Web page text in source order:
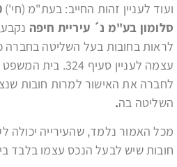
ועוד לעניין זהות החייב: בעת"מ (חי')
סלומון בע"מ נ´ עיריית חיפה
לראות בחובות בעל השליטה בחברה
עצמה לעניין סעיף
לחברה את האישור למרות חובות
השליטה בה.
מכל האמור נלמד, שהעירייה יכולה
חובות שיש לבעל הנכס עצמו בלבד